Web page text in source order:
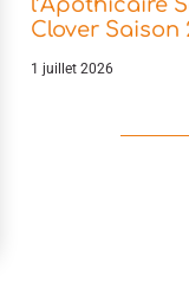
Clover
1 juillet 2026